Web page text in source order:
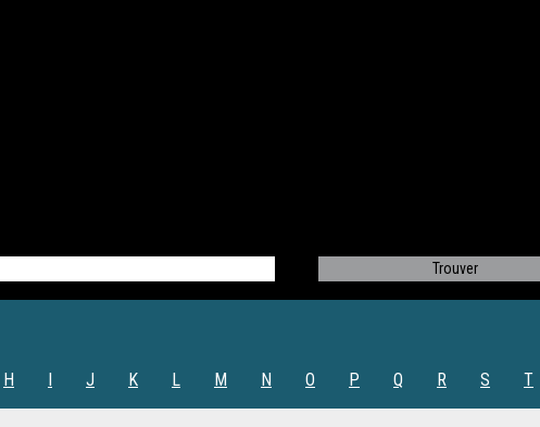
H I J K L M N O P Q R S T